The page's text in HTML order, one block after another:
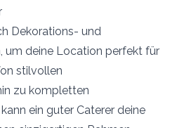
Dekorations- und
um deine Location perfekt für
stilvollen
zu kompletten
ein guter Caterer deine